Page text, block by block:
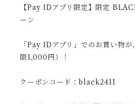
【Pay IDアプリ限定】限定
ーン
「Pay IDアプリ」でのお買い物
限1,000円）！
クーポンコード：black2411